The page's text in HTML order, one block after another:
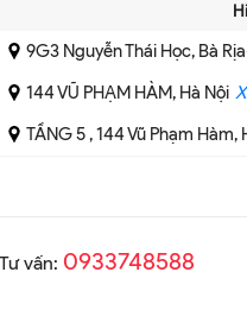
9G3 Nguyễn Thái Học, Bà
144 VŨ PHẠM HÀM, Hà Nội
TẦNG 5 , 144 Vũ Phạm Hàm,
Tư vấn: 0933748588